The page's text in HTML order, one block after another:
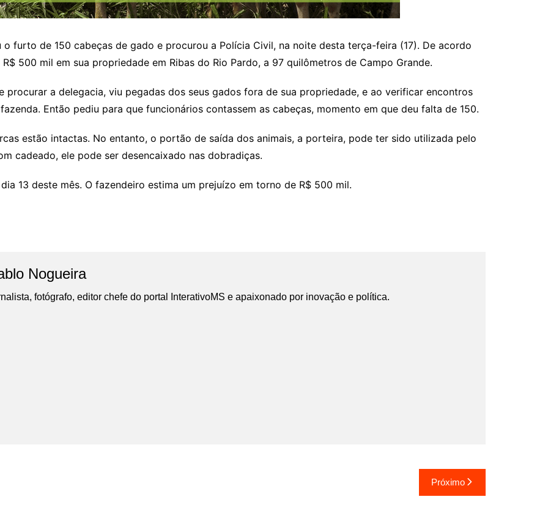
furto de 150 cabeças de gado e procurou a Polícia Civil, na noite desta terça-feira (17). De acordo
500 mil em sua propriedade em Ribas do Rio Pardo, a 97 quilômetros de Campo Grande.
a delegacia, viu pegadas dos seus gados fora de sua propriedade, e ao verificar encontros
Então pediu para que funcionários contassem as cabeças, momento em que deu falta de 150.
estão intactas. No entanto, o portão de saída dos animais, a porteira, pode ter sido utilizada pelo
cadeado, ele pode ser desencaixado nas dobradiças.
13 deste mês. O fazendeiro estima um prejuízo em torno de R$ 500 mil.
Nogueira
fotógrafo, editor chefe do portal InterativoMS e apaixonado por inovação e política.
Próximo